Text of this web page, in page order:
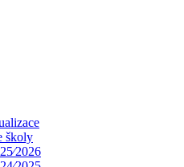
školy